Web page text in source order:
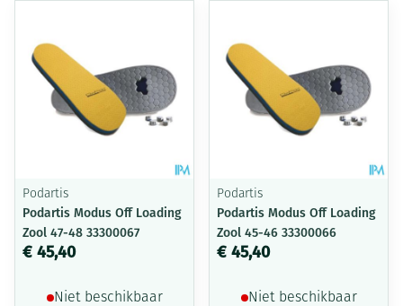
Podartis
Podartis Modus Off Loading
Zool 47-48 33300067
€ 45,40
Niet beschikbaar
Podartis
Podartis Modus Off Loading
Zool 45-46 33300066
€ 45,40
Niet beschikbaar